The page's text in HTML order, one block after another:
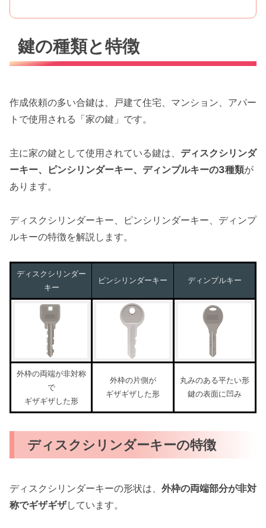
鍵の種類と特徴
作成依頼の多い合鍵は、戸建て住宅、マンション、アパー
トで使用される「家の鍵」です。
主に家の鍵として使用されている鍵は、 ディスクシリンダ
ーキー、ピンシリンダーキー、ディンプルキーの3種類が
あります。
ディスクシリンダーキー、ピンシリンダーキー、ディンプ
ルキーの特徴を解説します。
ディスクシリンダー
キー
ピンシリンダーキー ディンプルキー
外枠の両端が非対称
で
ギザギザした形
外枠の片側が
ギザギザした形
丸みのある平たい形
鍵の表面に凹み
ディスクシリンダーキーの特徴
ディスクシリンダーキーの形状は、 外枠の両端部分が非対
称でギザギザしています。